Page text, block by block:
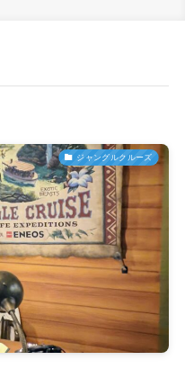
ジャングルクルーズ